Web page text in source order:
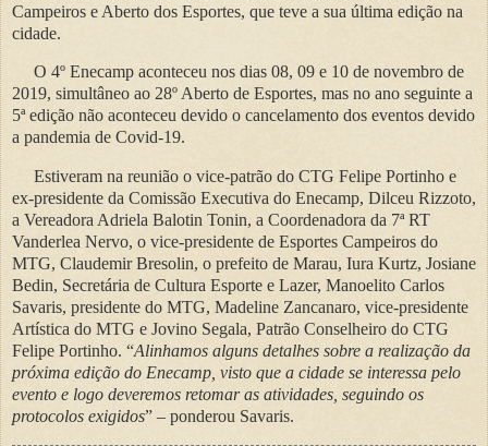
Campeiros e Aberto dos Esportes, que teve a sua última edição na
cidade.
O 4º Enecamp aconteceu nos dias 08, 09 e 10 de novembro de
2019, simultâneo ao 28º Aberto de Esportes, mas no ano seguinte a
5ª edição não aconteceu devido o cancelamento dos eventos devido
a pandemia de Covid-19.
Estiveram na reunião o vice-patrão do CTG Felipe Portinho e
ex-presidente da Comissão Executiva do Enecamp, Dilceu Rizzoto,
a Vereadora Adriela Balotin Tonin, a Coordenadora da 7ª RT
Vanderlea Nervo, o vice-presidente de Esportes Campeiros do
MTG, Claudemir Bresolin, o prefeito de Marau, Iura Kurtz, Josiane
Bedin, Secretária de Cultura Esporte e Lazer, Manoelito Carlos
Savaris, presidente do MTG, Madeline Zancanaro, vice-presidente
Artística do MTG e Jovino Segala, Patrão Conselheiro do CTG
Felipe Portinho. “Alinhamos alguns detalhes sobre a realização da
próxima edição do Enecamp, visto que a cidade se interessa pelo
evento e logo deveremos retomar as atividades, seguindo os
protocolos exigidos” – ponderou Savaris.